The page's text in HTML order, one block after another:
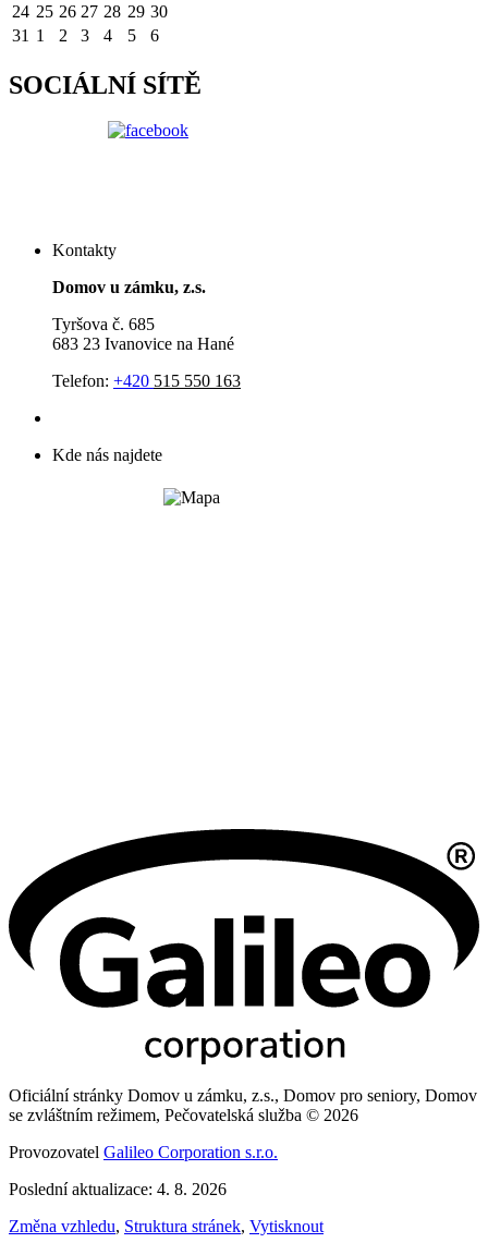
24 25 26 27 28 29 30
31 1 2 3 4 5 6
SOCIÁLNÍ SÍTĚ
Kontakty
Domov u zámku, z.s.
Tyršova č. 685
683 23 Ivanovice na Hané
Telefon: +420 515 550 163
Kde nás najdete
Oficiální stránky Domov u zámku, z.s., Domov pro seniory, Domov
se zvláštním režimem, Pečovatelská služba © 2026
Provozovatel Galileo Corporation s.r.o.
Poslední aktualizace: 4. 8. 2026
Změna vzhledu, Struktura stránek, Vytisknout